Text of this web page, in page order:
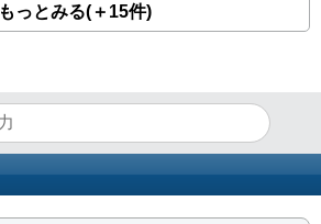
もっとみる(＋15件)